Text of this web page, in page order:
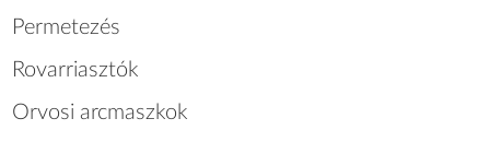
Permetezés
Rovarriasztók
Orvosi arcmaszkok